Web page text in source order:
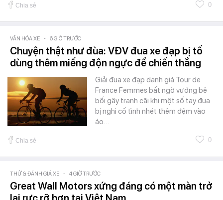
Chia sẻ 0
VĂN HÓA XE - 6 GIỜ TRƯỚC
Chuyện thật như đùa: VĐV đua xe đạp bị tố
dùng thêm miếng độn ngực để chiến thắng
Giải đua xe đạp danh giá Tour de
France Femmes bất ngờ vướng bê
bối gây tranh cãi khi một số tay đua
bị nghi cố tình nhét thêm đệm vào
áo…
Chia sẻ 0
THỬ & ĐÁNH GIÁ XE - 4 GIỜ TRƯỚC
Great Wall Motors xứng đáng có một màn trở